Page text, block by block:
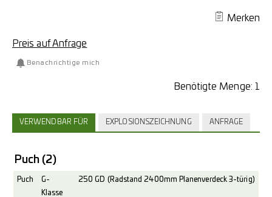
Merken
Preis auf Anfrage
Benachrichtige mich
Benötigte Menge: 1
VERWENDBAR FÜR EXPLOSIONSZEICHNUNG ANFRAGE
Puch (2)
Puch
G-
Klasse
250 GD (Radstand 2400mm Planenverdeck 3-türig)